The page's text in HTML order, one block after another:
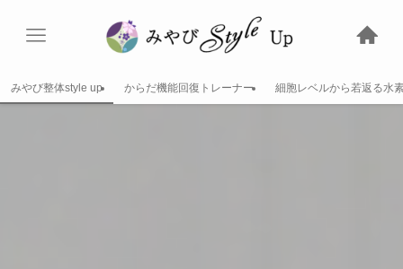
みやび整体style up からだ機能回復トレーナー 細胞レベルから若返る水